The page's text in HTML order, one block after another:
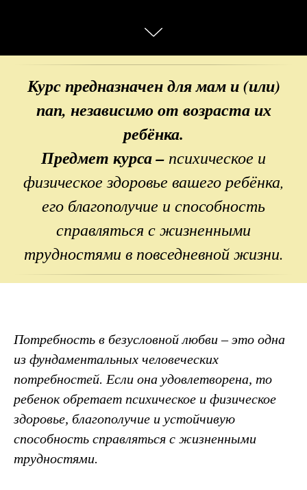
Курс предназначен для мам и (или)
пап, независимо от возраста их
ребёнка.
Предмет курса– психическое и
физическое здоровье вашего ребёнка,
его благополучие и способность
справляться с жизненными
трудностями в повседневной жизни.
Потребность в безусловной любви – это одна
из фундаментальных человеческих
потребностей. Если она удовлетворена, то
ребенок обретает психическое и физическое
здоровье, благополучие и устойчивую
способность справляться с жизненными
трудностями.